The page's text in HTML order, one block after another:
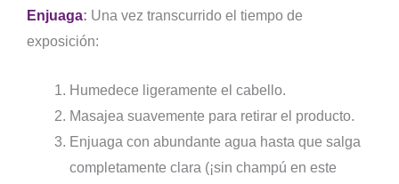
Enjuaga: Una vez transcurrido el tiempo de
exposición:
Humedece ligeramente el cabello.
Masajea suavemente para retirar el producto.
Enjuaga con abundante agua hasta que salga
completamente clara (¡sin champú en este